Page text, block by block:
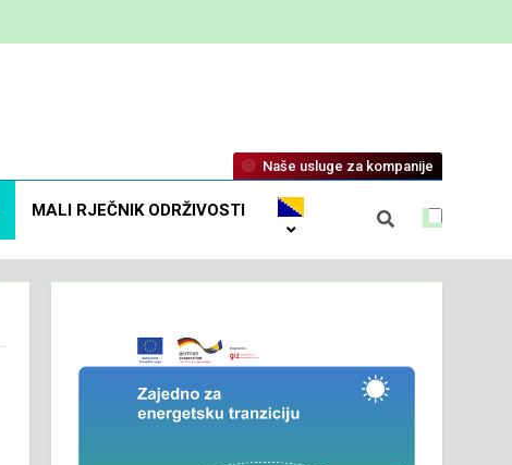
MALI RJEČNIK ODRŽIVOSTI
Naše usluge za kompanije